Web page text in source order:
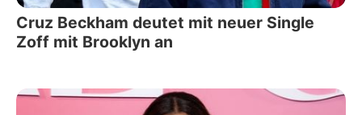
Cruz Beckham deutet mit neuer Single
Zoff mit Brooklyn an